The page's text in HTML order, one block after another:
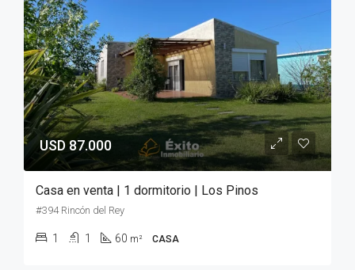
USD 87.000
Casa en venta | 1 dormitorio | Los Pinos
#394 Rincón del Rey
1 1 60 m² CASA